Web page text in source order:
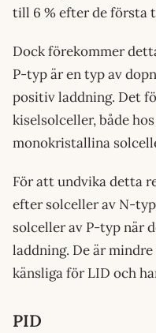
till 6 % efter de första
Dock förekommer
P-typ är en typ av
positiv laddning. Det
kiselsolceller, både
monokristallina
För att undvika detta
efter solceller av N-
solceller av P-typ när
laddning. De är
känsliga för LID och
PID